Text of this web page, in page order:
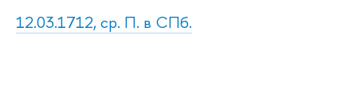
12.03.1712, ср. П. в СПб.